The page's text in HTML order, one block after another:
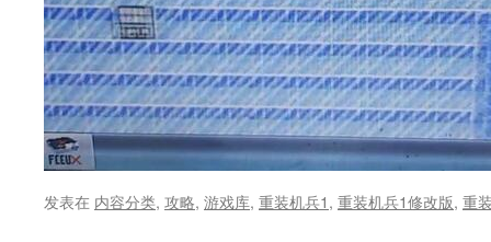
发表在 内容分类, 攻略, 游戏库, 重装机兵1, 重装机兵1修改版, 重